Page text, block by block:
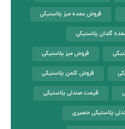
فروش عمده میز پلاستیکی
گلدان پلاستیکی
فروش میز پلاستیکی
فروش کلمن پلاستیکی
قیمت صندلی پلاستیکی
پلاستیکی حصیری